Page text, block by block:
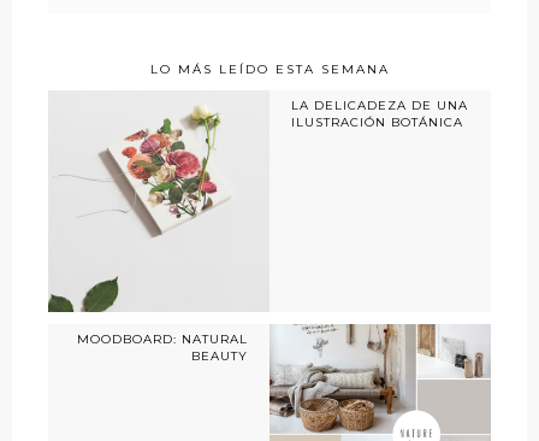
LO MÁS LEÍDO ESTA SEMANA
LA DELICADEZA DE UNA
ILUSTRACIÓN BOTÁNICA
MOODBOARD: NATURAL
BEAUTY